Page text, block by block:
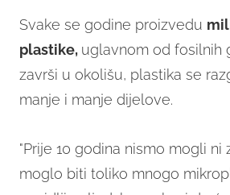
Svake se godine proizvedu
plastike, uglavnom od fosilnih
završi u okolišu, plastika se
manje i manje dijelove.
"Prije 10 godina nismo mogli ni
moglo biti toliko mnogo